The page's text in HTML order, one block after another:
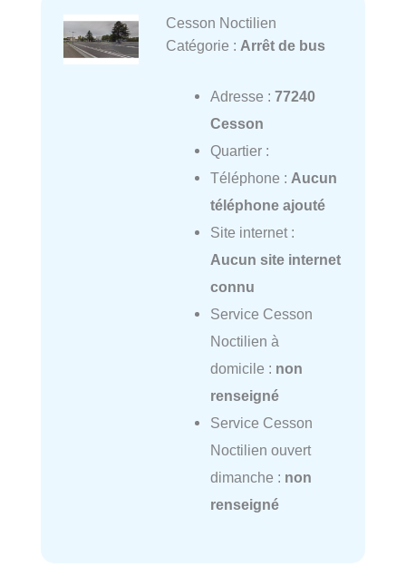
Cesson Noctilien
Catégorie : Arrêt de bus
Adresse : 77240
Cesson
Quartier :
Téléphone : Aucun
téléphone ajouté
Site internet :
Aucun site internet
connu
Service Cesson
Noctilien à
domicile : non
renseigné
Service Cesson
Noctilien ouvert
dimanche : non
renseigné